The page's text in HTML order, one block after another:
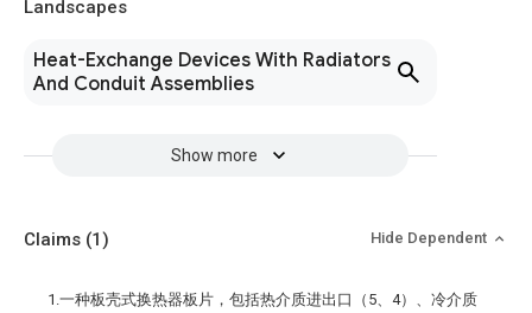
Landscapes
Heat-Exchange Devices With Radiators
And Conduit Assemblies
Show more
Claims (1) Hide Dependent
1.一种板壳式换热器板片，包括热介质进出口（5、4）、冷介质